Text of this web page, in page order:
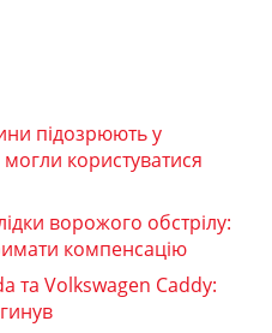
підозрюють у
користуватися
ворожого обстрілу:
компенсацію
та Volkswagen Caddy: